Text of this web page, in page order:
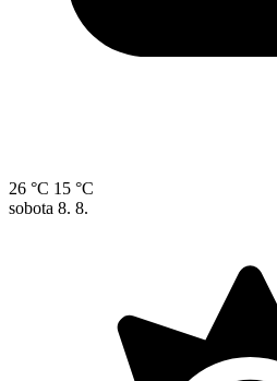
26 °C 15 °C
sobota 8. 8.